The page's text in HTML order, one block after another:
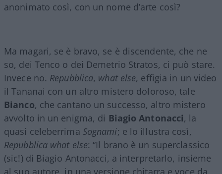
anonimato così, con un nome d’arte così?
Ma magari, se è bravo, se è discendente, che ne
so, dei Tenco o dei Demetrio Stratos, ci può stare.
Invece no. Repubblica, what else, effigia in un video
il Tananai con un altro mistero doloroso, tale
Bianco, che cantano un successo, altro mistero
avvolto in un enigma, di Biagio Antonacci, la
quasi celeberrima Sognami; e lo illustra così,
Repubblica what else: “Il brano è un superclassico
(sic!) di Biagio Antonacci, a interpretarlo, insieme
al suo autore, in una versione chitarra e voce da